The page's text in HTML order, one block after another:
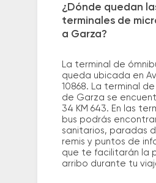
¿Dónde quedan
terminales de
a Garza?
La terminal de
queda ubicada en
10868. La terminal
de Garza se
34 KM 643. En las
bus podrás
sanitarios, paradas
remis y puntos de
que te facilitarán la
arribo durante tu